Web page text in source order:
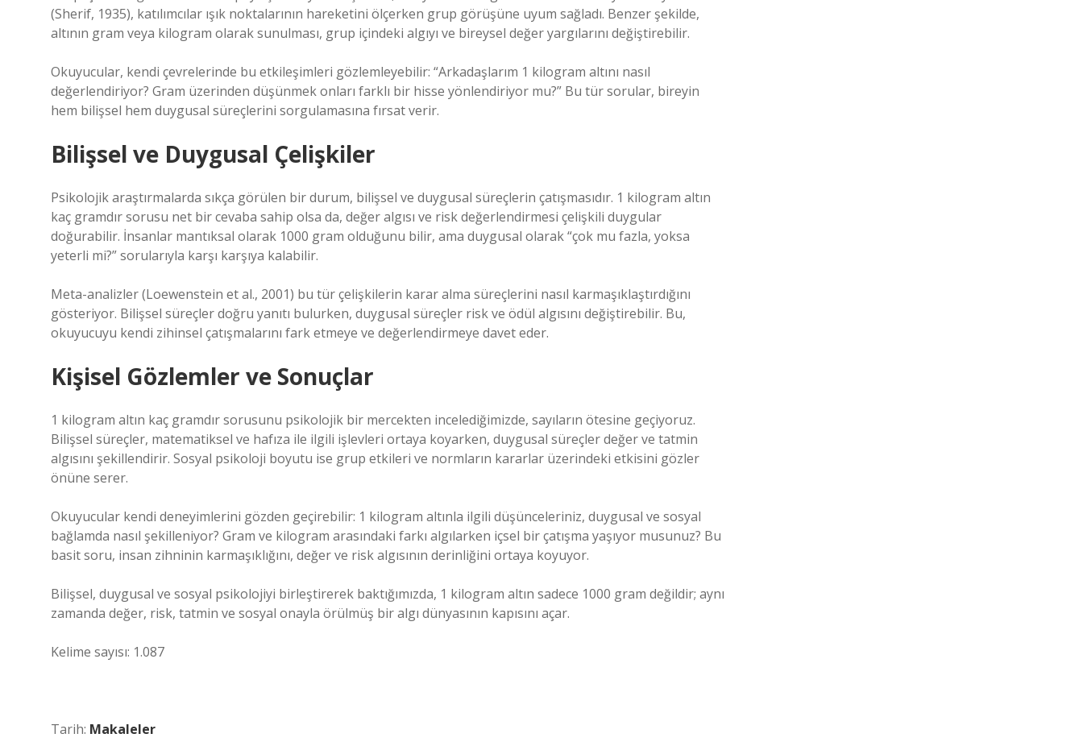
(Sherif, 1935), katılımcılar ışık noktalarının hareketini ölçerken grup görüşüne uyum sağladı. Benzer şekilde,
altının gram veya kilogram olarak sunulması, grup içindeki algıyı ve bireysel değer yargılarını değiştirebilir.
Okuyucular, kendi çevrelerinde bu etkileşimleri gözlemleyebilir: “Arkadaşlarım 1 kilogram altını nasıl
değerlendiriyor? Gram üzerinden düşünmek onları farklı bir hisse yönlendiriyor mu?” Bu tür sorular, bireyin
hem bilişsel hem duygusal süreçlerini sorgulamasına fırsat verir.
Bilişsel ve Duygusal Çelişkiler
Psikolojik araştırmalarda sıkça görülen bir durum, bilişsel ve duygusal süreçlerin çatışmasıdır. 1 kilogram altın
kaç gramdır sorusu net bir cevaba sahip olsa da, değer algısı ve risk değerlendirmesi çelişkili duygular
doğurabilir. İnsanlar mantıksal olarak 1000 gram olduğunu bilir, ama duygusal olarak “çok mu fazla, yoksa
yeterli mi?” sorularıyla karşı karşıya kalabilir.
Meta-analizler (Loewenstein et al., 2001) bu tür çelişkilerin karar alma süreçlerini nasıl karmaşıklaştırdığını
gösteriyor. Bilişsel süreçler doğru yanıtı bulurken, duygusal süreçler risk ve ödül algısını değiştirebilir. Bu,
okuyucuyu kendi zihinsel çatışmalarını fark etmeye ve değerlendirmeye davet eder.
Kişisel Gözlemler ve Sonuçlar
1 kilogram altın kaç gramdır sorusunu psikolojik bir mercekten incelediğimizde, sayıların ötesine geçiyoruz.
Bilişsel süreçler, matematiksel ve hafıza ile ilgili işlevleri ortaya koyarken, duygusal süreçler değer ve tatmin
algısını şekillendirir. Sosyal psikoloji boyutu ise grup etkileri ve normların kararlar üzerindeki etkisini gözler
önüne serer.
Okuyucular kendi deneyimlerini gözden geçirebilir: 1 kilogram altınla ilgili düşünceleriniz, duygusal ve sosyal
bağlamda nasıl şekilleniyor? Gram ve kilogram arasındaki farkı algılarken içsel bir çatışma yaşıyor musunuz? Bu
basit soru, insan zihninin karmaşıklığını, değer ve risk algısının derinliğini ortaya koyuyor.
Bilişsel, duygusal ve sosyal psikolojiyi birleştirerek baktığımızda, 1 kilogram altın sadece 1000 gram değildir; aynı
zamanda değer, risk, tatmin ve sosyal onayla örülmüş bir algı dünyasının kapısını açar.
Kelime sayısı: 1.087
Tarih: Makaleler